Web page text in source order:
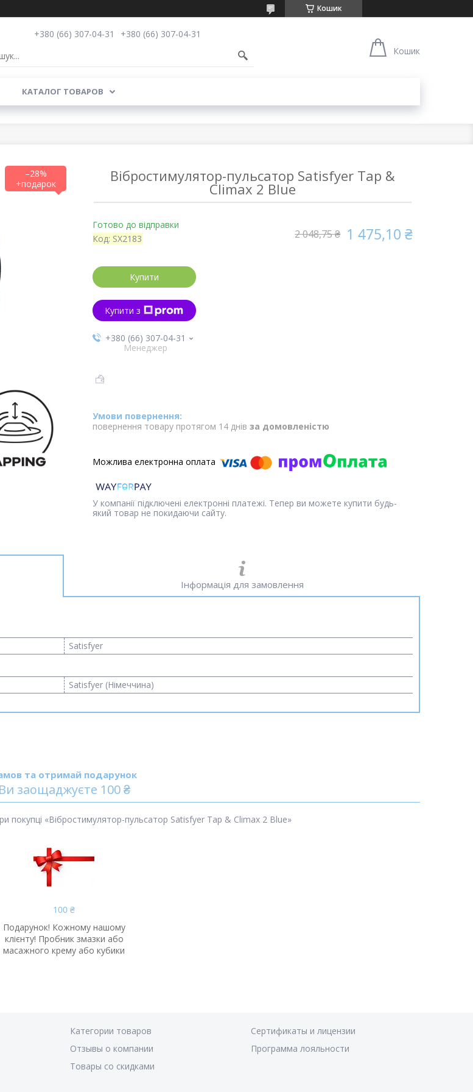
Кошик
+380 (66) 307-04-31
+380 (66) 307-04-31
Кошик
КАТАЛОГ ТОВАРОВ
–28% Вібростимулятор-пульсатор Satisfyer Tap &
Climax 2 Blue
Готово до відправки
Код: SX2183 2 048,75 ₴ 1 475,10 ₴
Купити
Купити з
+380 (66) 307-04-31
Менеджер
повернення товару протягом 14 днів за домовленістю
У компанії підключені електронні платежі. Тепер ви можете купити будь-
який товар не покидаючи сайту.
Інформація для замовлення
Satisfyer
Satisfyer (Німеччина)
та отримай подарунок
Ви заощаджуєте 100 ₴
«Вібростимулятор-пульсатор Satisfyer Tap & Climax 2 Blue»
100 ₴
Подарунок! Кожному нашому
клієнту! Пробник змазки або
масажного крему або кубики
Категории товаров
Отзывы о компании
Товары со скидками
Сертификаты и лицензии
Программа лояльности